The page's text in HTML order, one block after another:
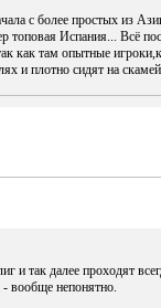
с более простых из
топовая Испания... Всё
как там опытные
и плотно сидят на
и так далее проходят
вообще непонятно.